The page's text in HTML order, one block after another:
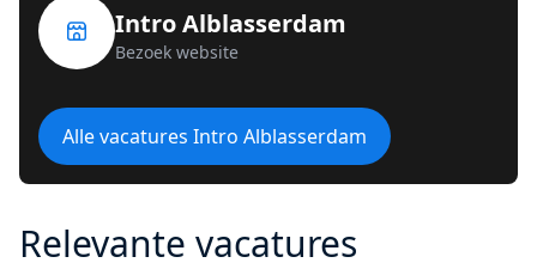
Intro Alblasserdam
Bezoek website
Alle vacatures Intro Alblasserdam
Relevante vacatures